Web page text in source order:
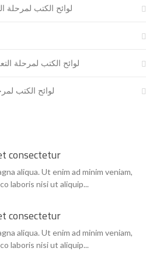
لوائح الكتب لمرحلة
لوائح الكتب لمرحلة
لوائح الكتب
consectetur
aliqua. Ut enim ad minim veniam,
laboris nisi ut aliquip...
consectetur
aliqua. Ut enim ad minim veniam,
laboris nisi ut aliquip...